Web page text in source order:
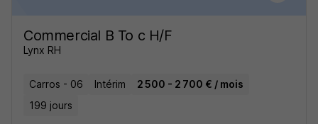
Commercial B To c H/F
Lynx RH
Carros - 06 Intérim
2 500 - 2 700 € / mois
199 jours